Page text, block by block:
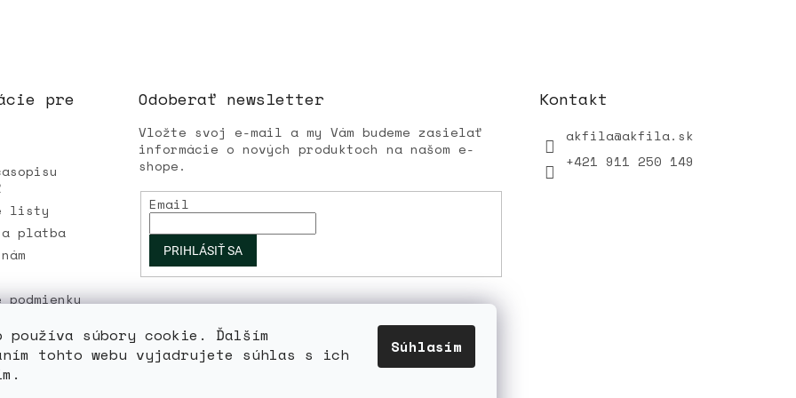
používa súbory cookie. Ďalším
tohto webu vyjadrujete súhlas s ich
Súhlasím
pre
listy
a platba
podmienky
Odoberať newsletter
Vložte svoj e-mail a my Vám budeme zasielať
informácie o nových produktoch na našom e-
shope.
Email
PRIHLÁSIŤ SA
Kontakt
akfila@akfila.sk
+421 911 250 149